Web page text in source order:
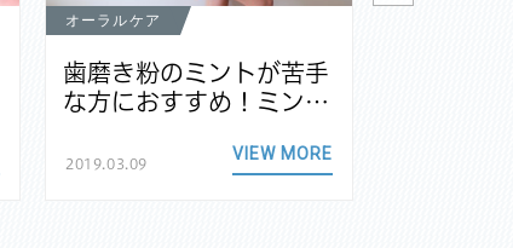
オーラルケア
歯磨き粉のミントが苦手
な方におすすめ！ミン…
2019.03.09
VIEW MORE